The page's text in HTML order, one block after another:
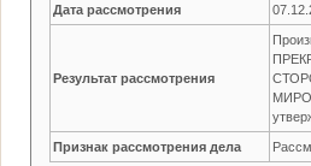
Дата рассмотрения
Результат рассмотрения
Признак рассмотрения дела